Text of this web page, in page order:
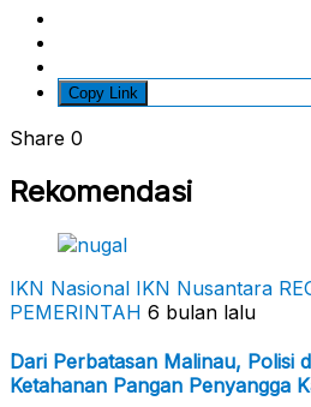
Copy Link
Share 0
Rekomendasi
IKN Nasional IKN Nusantara
PEMERINTAH 6 bulan lalu
Dari Perbatasan Malinau, Polisi
Ketahanan Pangan Penyangga